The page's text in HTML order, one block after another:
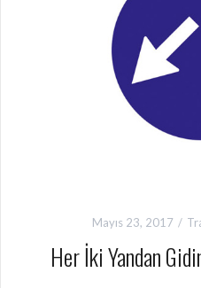
Mayıs 23, 2017
Her İki Yandan